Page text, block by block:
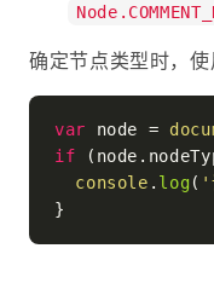
确定节点类型时，使
var node =
if (node.
console . log( '